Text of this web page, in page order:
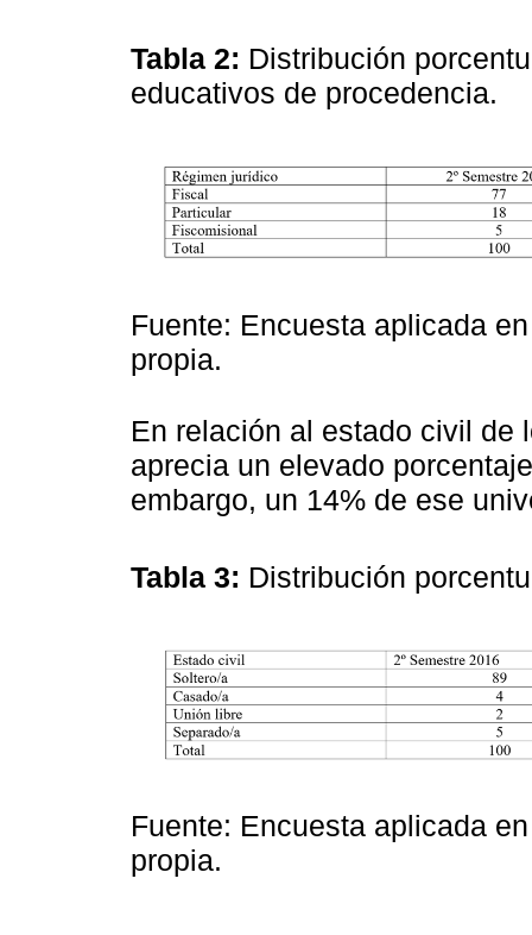
Tabla 2: Distribución
educativos de procedencia.
Fuente: Encuesta aplicada
propia.
En relación al estado civil de
aprecia un elevado
embargo, un 14% de ese
Tabla 3: Distribución
Fuente: Encuesta aplicada
propia.